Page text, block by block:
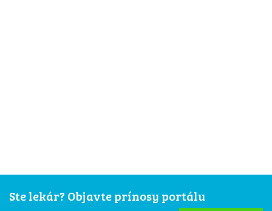
Ste lekár? Objavte prínosy portálu